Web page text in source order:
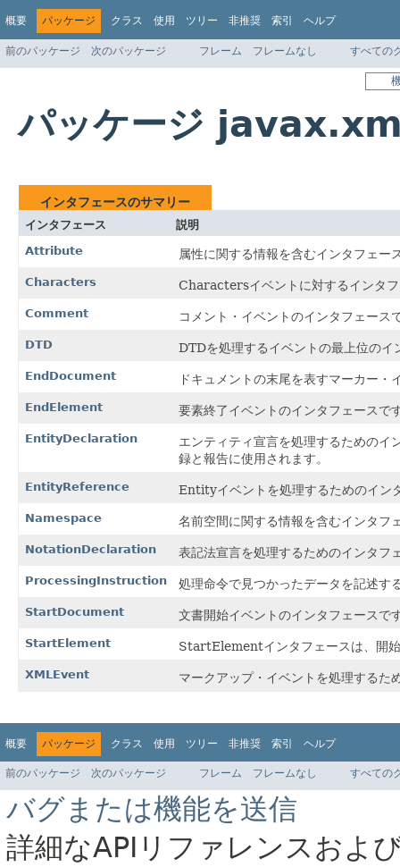
概要 パッケージ クラス 使用 ツリー 非推奨 索引 ヘルプ
前のパッケージ 次のパッケージ フレーム フレームなし すべての
パッケージ
インタフェースのサマリー
インタフェース
説明
Attribute
属性に関する情報を含むインタフェー
Characters Charactersイベントに対するインタ
Comment コメント・イベントのインタフェース
DTD DTDを処理するイベントの最上位のイ
EndDocument ドキュメントの末尾を表すマーカー・
EndElement 要素終了イベントのインタフェースで
EntityDeclaration
エンティティ宣言を処理するためのイ
録と報告に使用されます。
EntityReference Entityイベントを処理するためのイン
Namespace 名前空間に関する情報を含むインタフ
NotationDeclaration 表記法宣言を処理するためのインタフ
ProcessingInstruction 処理命令で見つかったデータを記述す
StartDocument 文書開始イベントのインタフェースで
StartElement StartElementインタフェースは、開
XMLEvent マークアップ・イベントを処理するた
概要 パッケージ クラス 使用 ツリー 非推奨 索引 ヘルプ
前のパッケージ 次のパッケージ フレーム フレームなし すべての
バグまたは機能を送信
詳細なAPIリファレンスおよ